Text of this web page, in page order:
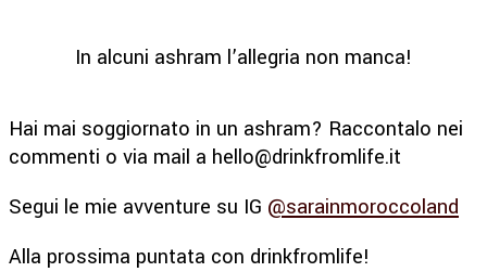
In alcuni ashram l’allegria non manca!
Hai mai soggiornato in un ashram? Raccontalo nei
commenti o via mail a hello@drinkfromlife.it
Segui le mie avventure su IG @sarainmoroccoland
Alla prossima puntata con drinkfromlife!